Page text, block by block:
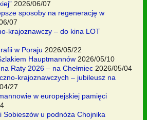
2026/06/07
sposoby na regenerację w
07
krajoznawczy – do kina LOT
w Poraju 2026/05/22
Hauptmannów 2026/05/10
Raty 2026 – na Chełmiec 2026/05/04
krajoznawczych – jubileusz na
27
w europejskiej pamięci
Sobieszów u podnóża Chojnika